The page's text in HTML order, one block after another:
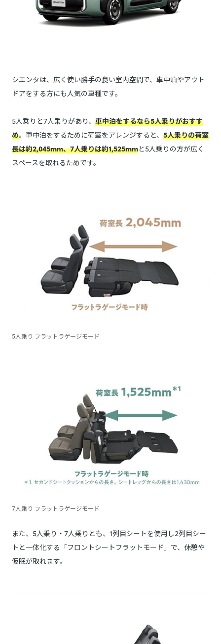
シエンタは、広く使い勝手の良い室内空間で、車中泊やアウト
ドアをする方にも人気の車種です。
5人乗りと7人乗りがあり、 車中泊をするなら5人乗りがおすす
め。車中泊をするために荷室をアレンジすると、 5人乗りの荷室
長は約2,045mm、7人乗りは約1,525mmと5人乗りの方が広く
スペースを取れるためです。
5人乗り フラットラゲージモード
7人乗り フラットラゲージモード
また、5人乗り・7人乗りとも、1列目シートを使用し2列目シー
トと一体化する「フロントシートフラットモード」で、休憩や
仮眠が取れます。